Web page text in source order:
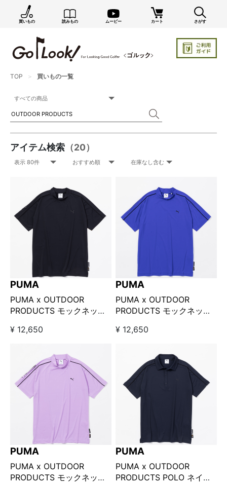
買いもの 読みもの ムービー カート さがす
TOP 買いもの一覧
アイテム検索 （20）
PUMA
PUMA x OUTDOOR
PRODUCTS モックネック
¥ 12,650
PUMA
PUMA x OUTDOOR
PRODUCTS モックネック
¥ 12,650
PUMA
PUMA x OUTDOOR
PRODUCTS モックネック
PUMA
PUMA x OUTDOOR
PRODUCTS POLO ネイビ
×
GO/LOOK! からのお知らせ（受信設定）
新商品情報や編集部のオススメ、オトクな情報・買い
まだご登録でない方はぜひ！
店長ジャック厳選の新作商品情報をいち早くお届け（メルマガ）
編集部セレクトのスタイル提案・お得情報（ダイレクトメール）
カートに残っている商品のお知らせ（買い忘れ通知）
いつでもメール内のリンクから配信停止できます